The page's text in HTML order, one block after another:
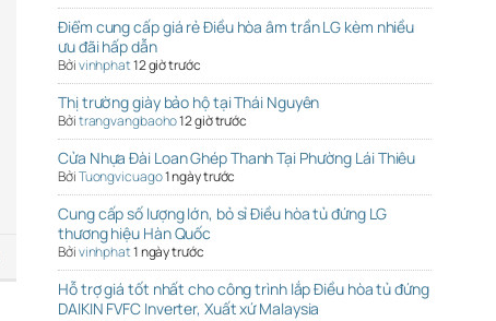
Điểm cung cấp giá rẻ Điều hòa âm trần LG kèm nhiều
ưu đãi hấp dẫn
Bởivinhphat12 giờ trước
Thị trường giày bảo hộ tại Thái Nguyên
Bởitrangvangbaoho12 giờ trước
Cửa Nhựa Đài Loan Ghép Thanh Tại Phường Lái Thiêu
BởiTuongvicuago1 ngày trước
Cung cấp số lượng lớn, bỏ sỉ Điều hòa tủ đứng LG
thương hiệu Hàn Quốc
Bởivinhphat1 ngày trước
Hỗ trợ giá tốt nhất cho công trình lắp Điều hòa tủ đứng
DAIKIN FVFC Inverter, Xuất xứ Malaysia